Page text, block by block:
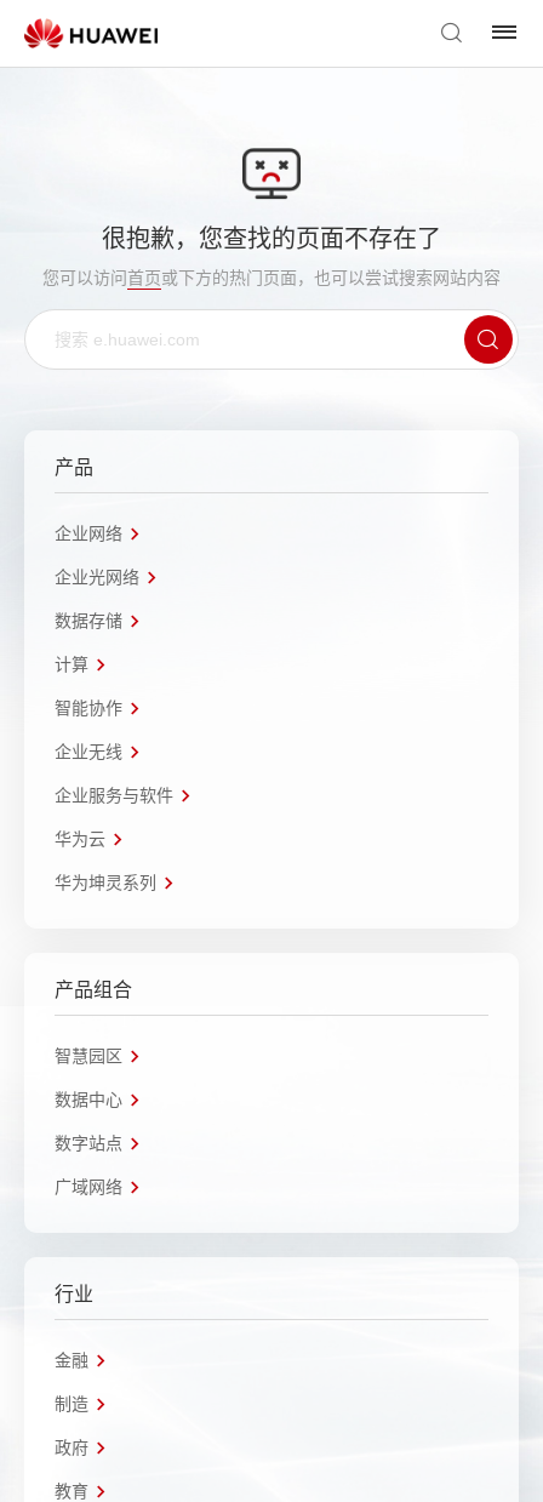
很抱歉，您查找的页面不存在了
您可以访问首页或下方的热门页面，也可以尝试搜索网站内容
产品
企业网络
企业光网络
数据存储
计算
智能协作
企业无线
企业服务与软件
华为云
华为坤灵系列
产品组合
智慧园区
数据中心
数字站点
广域网络
行业
金融
制造
政府
教育